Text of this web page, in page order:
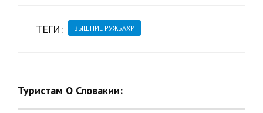
ТЕГИ: ВЫШНИЕ РУЖБАХИ
Туристам О Словакии: